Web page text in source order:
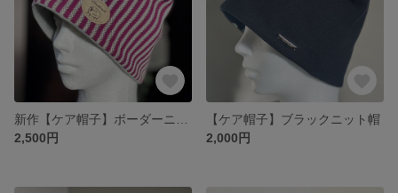
2,500円
【ケア帽子】ブラックニット帽
2,000円